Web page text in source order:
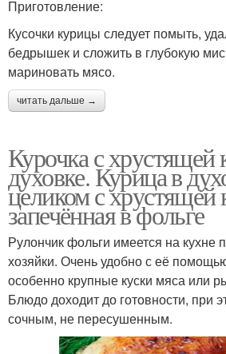
Приготовление:
Кусочки курицы следует помыть,
бедрышек и сложить в глубокую
мариновать мясо.
читать дальше →
Курочка с хрустящей
духовке. Курица в
целиком с хрустящей
запечённая в фольге
Рулончик фольги имеется на кухне
хозяйки. Очень удобно с её
особенно крупные куски мяса или
Блюдо доходит до готовности, при
сочным, не пересушенным.